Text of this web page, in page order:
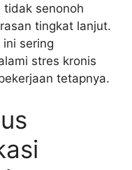
senonoh
tingkat lanjut.
sering
stres kronis
tetapnya.